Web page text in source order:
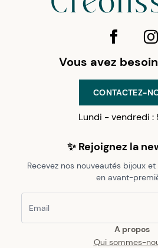
A propos
Qui sommes-
Vous avez
CONTACTEZ-
Lundi - vendredi :
✨ Rejoignez la
Recevez nos nouveautés bijoux
en avant-